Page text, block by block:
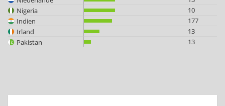
Nigeria
10
Indien
177
Irland
13
Pakistan
13